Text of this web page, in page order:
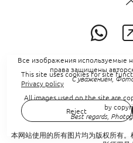
Все изображения используемые
права защищены
С уважением,
All images used on the site are
by
Best regards,
本网站使用的所有图片均为版权所有
This site uses cookies for site
Privacy policy
Reject